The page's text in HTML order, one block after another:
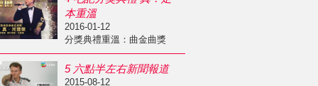
本重溫
2016-01-12
分獎典禮重溫：曲金曲獎
5 六點半左右新聞報道
2015-08-12